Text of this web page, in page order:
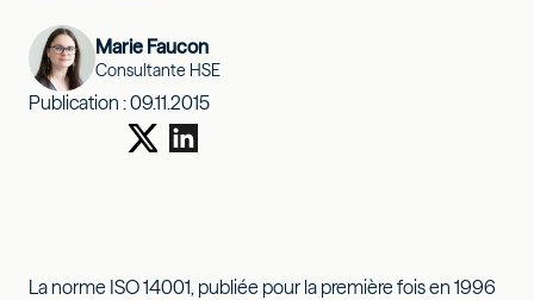
Marie Faucon
Consultante HSE
Publication :09.11.2015
La norme ISO 14001, publiée pour la première fois en 1996